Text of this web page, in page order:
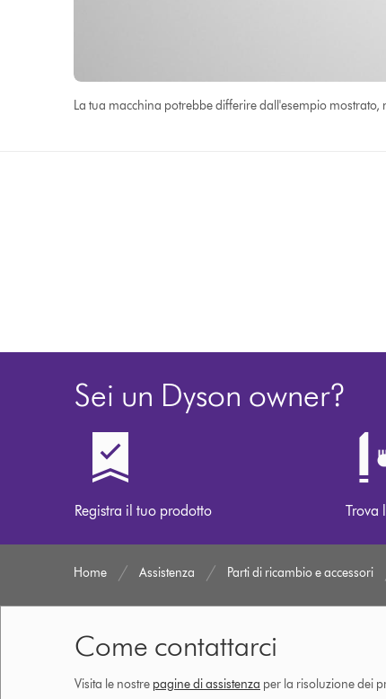
La tua macchina potrebbe differire dall'esempio mostrato,
Sei un Dyson owner?
Registra il tuo prodotto Trova
Home Assistenza Parti di ricambio e accessori
Come contattarci
Visita le nostre pagine di assistenza per la risoluzione dei